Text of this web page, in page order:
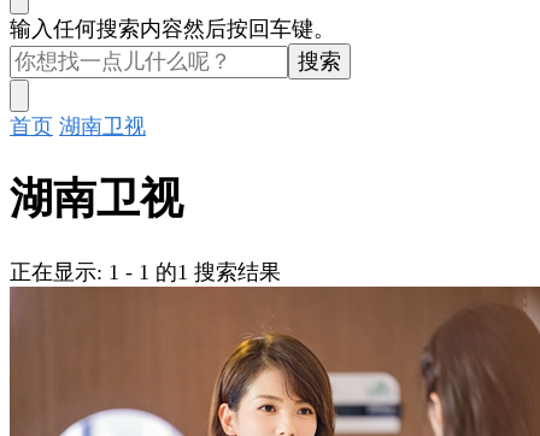
找
什
么
东
西
吗?
输入任何搜索内容然后按回车键。
首页 湖南卫视
湖南卫视
正在显示: 1 - 1 的1 搜索结果